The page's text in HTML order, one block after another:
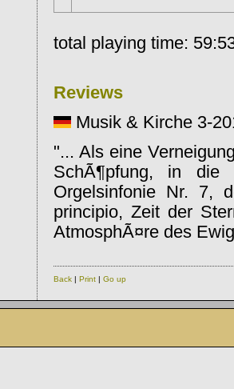
total playing time:
Reviews
Musik & Kirche 3-
"... Als eine
SchÃ¶pfung, in die
Orgelsinfonie Nr. 7,
principio, Zeit der
AtmosphÃ¤re des
Back | Print | Go up